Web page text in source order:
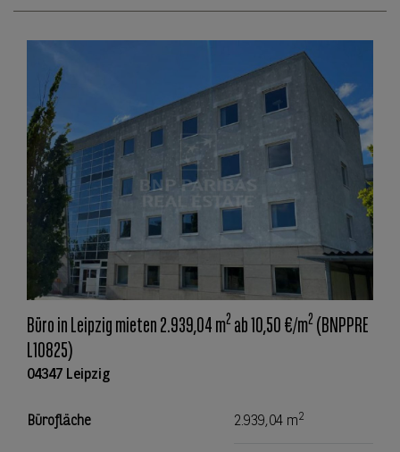
Büro in Leipzig mieten 2.939,04 m2 ab 10,50 €/m2 (BNPPRE
L10825)
04347 Leipzig
Bürofläche 2.939,04 m2